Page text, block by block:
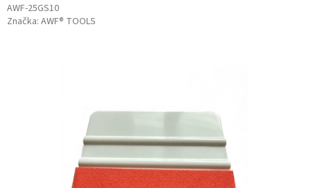
AWF-25GS10
Značka: AWF® TOOLS